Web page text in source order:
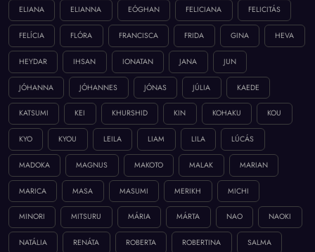
ELIANA ELIANNA EÓGHAN FELICIANA FELICITÁS
FELÍCIA FLÓRA FRANCISCA FRIDA GINA HEVA
HEYDAR IHSAN IONATAN JANA JUN
JÓHANNA JÓHANNES JÓNAS JÚLIA KAEDE
KATSUMI KEI KHURSHID KIN KOHAKU KOU
KYO KYOU LEILA LIAM LILA LÚCÁS
MADOKA MAGNUS MAKOTO MALAK MARIAN
MARICA MASA MASUMI MERIKH MICHI
MINORI MITSURU MÁRIA MÁRTA NAO NAOKI
NATÁLIA RENÁTA ROBERTA ROBERTINA SALMA